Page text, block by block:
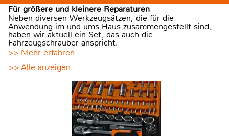
Für größere und kleinere Reparaturen
Neben diversen Werkzeugsätzen, die für die
Anwendung im und ums Haus zusammengestellt sind,
haben wir aktuell ein Set, das auch die
Fahrzeugschrauber anspricht.
>> Mehr erfahren
>> Alle anzeigen